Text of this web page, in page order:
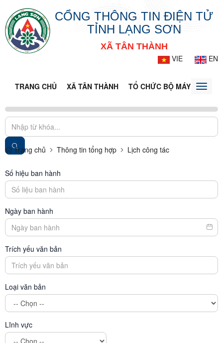
CỔNG THÔNG TIN ĐIỆN TỬ
TỈNH LẠNG SƠN
XÃ TÂN THÀNH
VIE
EN
TRANG CHỦ XÃ TÂN THÀNH TỔ CHỨC BỘ MÁY
Toggle
Trang chủ Thông tin tổng hợp Lịch công tác
Số hiệu ban hành
Ngày ban hành
Trích yếu văn bản
Loại văn bản
Lĩnh vực